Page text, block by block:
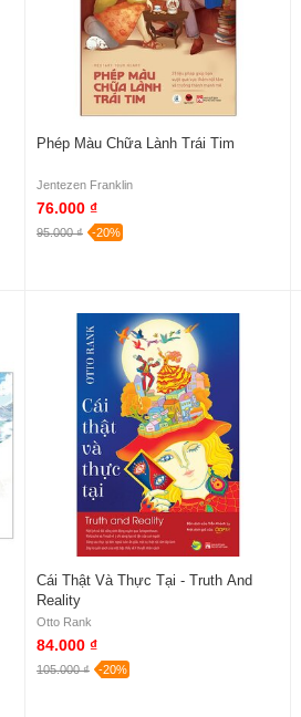
Phép Màu Chữa Lành Trái Tim
Jentezen Franklin
76.000 ₫
95.000 ₫ -20%
Cái Thật Và Thực Tại - Truth And
Reality
Otto Rank
84.000 ₫
105.000 ₫ -20%